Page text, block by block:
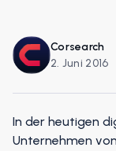
Corsearch
2. Juni 2016
In der heutigen
Unternehmen